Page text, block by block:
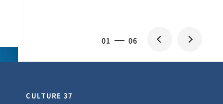
02 06
CULTURE 30